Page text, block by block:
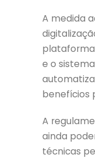
A medida
e o sistema
benefícios
A
ainda
técnicas